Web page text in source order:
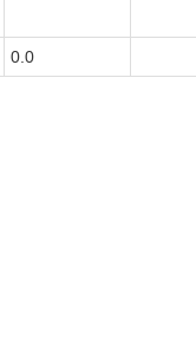
0.0